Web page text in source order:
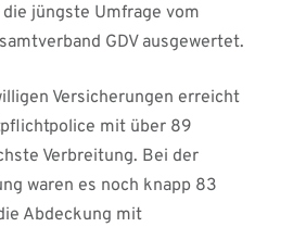
jüngste Umfrage vom
GDV ausgewertet.
Versicherungen erreicht
mit über 89
Verbreitung. Bei der
waren es noch knapp 83
Abdeckung mit